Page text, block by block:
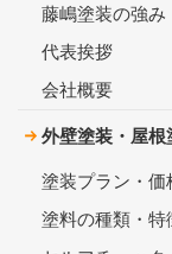
藤嶋塗装の強み
代表挨拶
会社概要
外壁塗装・屋根
塗装プラン・価
塗料の種類・特